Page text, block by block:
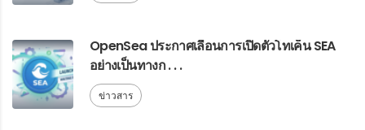
OpenSea ประกาศเลื่อนการเปิดตัวโทเค็น SEA
อย่างเป็นทางก . . .
ข่าวสาร